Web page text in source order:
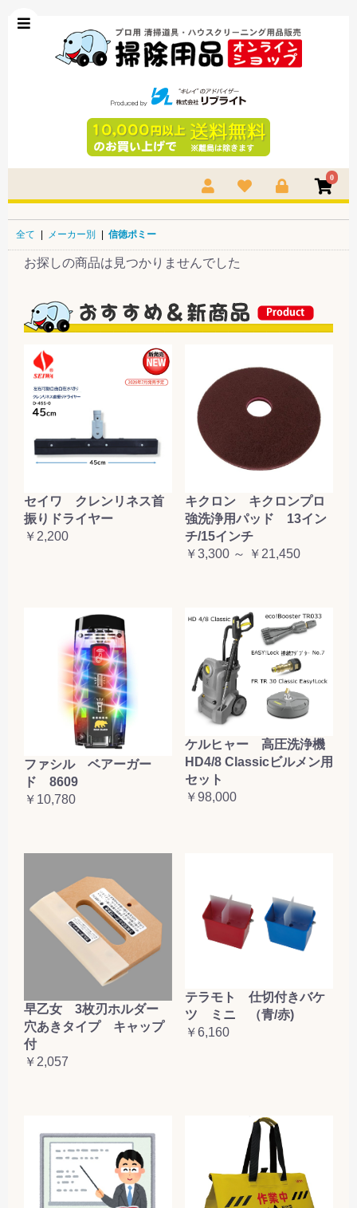
0
全て | メーカー別 | 信徳ポミー
お探しの商品は見つかりませんでした
セイワ クレンリネス首
振りドライヤー
￥2,200
キクロン キクロンプロ
強洗浄用パッド 13イン
チ/15インチ
￥3,300 ～ ￥21,450
ファシル ベアーガー
ド 8609
￥10,780
ケルヒャー 高圧洗浄機
HD4/8 Classicビルメン用
セット
￥98,000
早乙女 3枚刃ホルダー
穴あきタイプ キャップ
付
￥2,057
テラモト 仕切付きバケ
ツ ミニ （青/赤)
￥6,160